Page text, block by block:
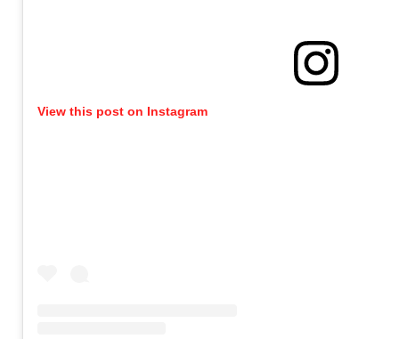
View this post on Instagram